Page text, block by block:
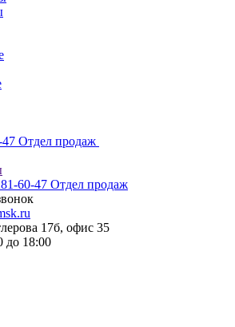
47 Отдел продаж
60-47 Отдел продаж
17б, офис 35
до 18:00